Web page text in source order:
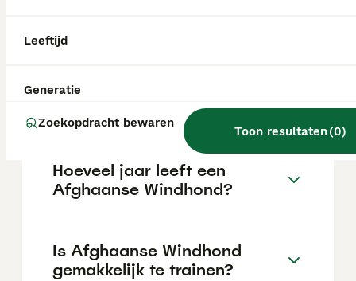
Leeftijd
Generatie
Zoekopdracht bewaren
Toon resultaten(0)
Wat is het karakter van een
Afghaanse Windhond?
Hoeveel jaar leeft een
Afghaanse Windhond?
Is Afghaanse Windhond
gemakkelijk te trainen?